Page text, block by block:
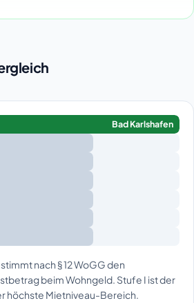
Bad Karlshafen
nach § 12 WoGG den
beim Wohngeld. Stufe I ist der
höchste Mietniveau-Bereich.